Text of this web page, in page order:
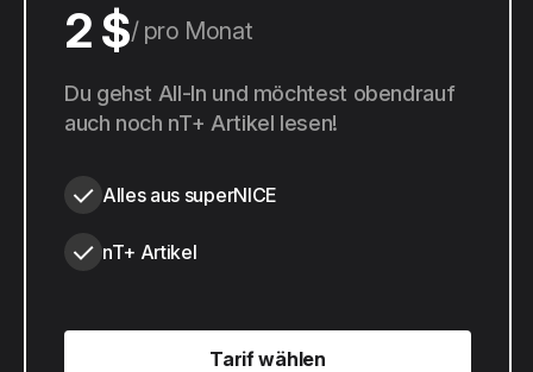
2 $ pro Monat
20 $ pro Jahr
Du gehst All-In und möchtest obendrauf
auch noch nT+ Artikel lesen!
Alles aus superNICE
nT+ Artikel
Tarif wählen